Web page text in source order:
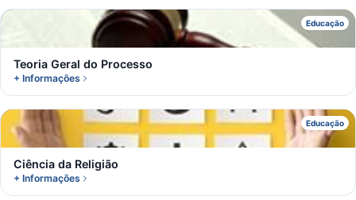
Educação
T
Teoria Geral do Processo
+ Informações
Educação
C
Ciência da Religião
+ Informações